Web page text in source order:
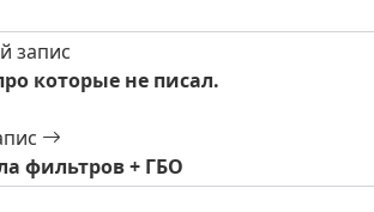
запис
которые не писал.
фильтров + ГБО